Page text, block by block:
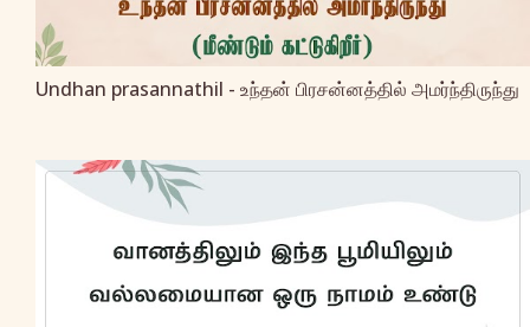
Undhan prasannathil - உந்தன் பிரசன்னத்தில் அமர்ந்திருந்து